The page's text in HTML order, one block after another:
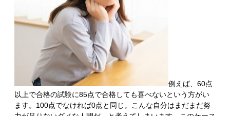
例えば、60点
以上で合格の試験に85点で合格しても喜べないという方がい
ます。100点でなければ0点と同じ。こんな自分はまだまだ努